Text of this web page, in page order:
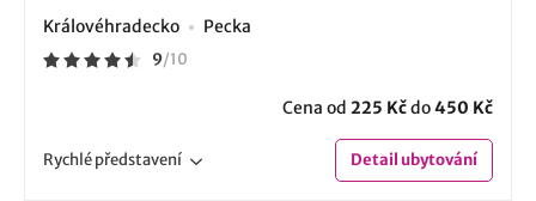
Královéhradecko Pecka
9/10
Cena od 225 Kčdo450 Kč
Rychlépředstavení Detailubytování